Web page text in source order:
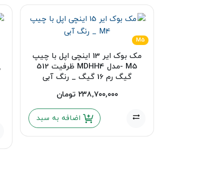
M5
مک بوک ایر 13 اینچی اپل با چیپ
M5 -مدل MDHH4 ظرفیت 512
گیگ رم 16 گیگ _ رنگ آبی
۲۳۸,۷۰۰,۰۰۰ تومان
اضافه به سبد